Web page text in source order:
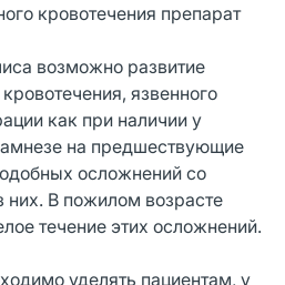
кровотечения препарат
возможно развитие
язвенного
как при наличии у
на предшествующие
осложнений со
них. В пожилом возрасте
течение этих осложнений.
уделять пациентам, у